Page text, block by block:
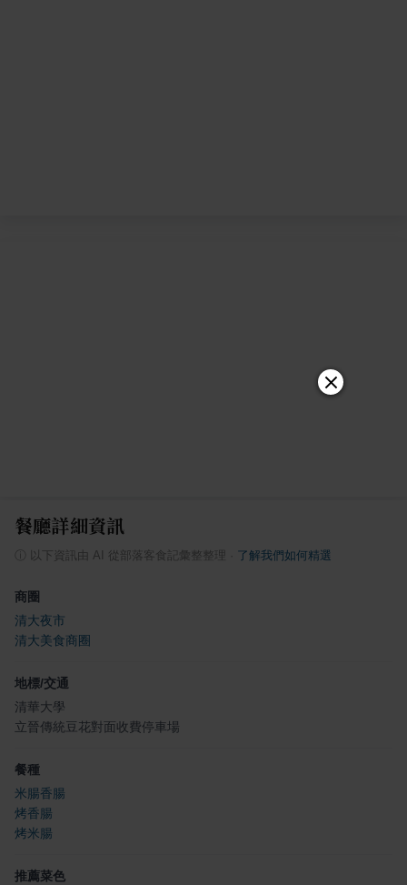
餐廳詳細資訊
以下資訊由 AI 從部落客食記彙整整理 了解我們如何精選
商圈
清大夜市
清大美食商圈
地標/交通
清華大學
立晉傳統豆花對面收費停車場
餐種
米腸香腸
烤香腸
烤米腸
推薦菜色